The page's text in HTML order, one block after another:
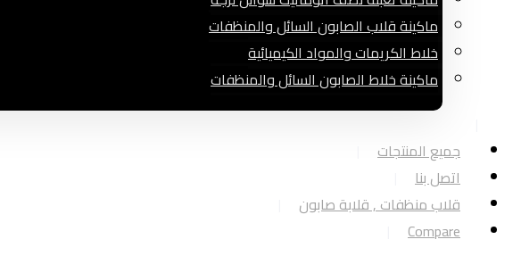
ماكينة قلاب الصابون السائل والمنظفات
خلاط الكريمات والمواد الكيميائية
ماكينة خلاط الصابون السائل والمنظفات
جميع المنتجات
اتصل بنا
قلاب منظفات , قلابة صابون
Compare